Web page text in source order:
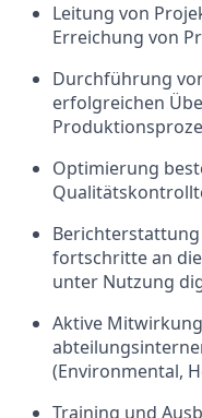
Leitung von
Erreichung von
Durchführung
erfolgreichen
Optimierung
fortschritte an die
unter Nutzung
Aktive
(Environmental,
Training und